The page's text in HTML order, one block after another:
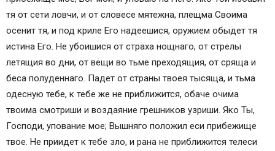
Песнь 1
Седален, глас 6-й
Песнь 5
Песнь 6
Песнь 7
Песнь 9
тя от сети ловчи, и от словесе мятежна, плещма Своима
осенит тя, и под криле Его надеешися, оружием обыдет тя
истина Его. Не убоишися от страха нощнаго, от стрелы
летящия во дни, от вещи во тьме преходящия, от сряща и
беса полуденнаго. Падет от страны твоея тысяща, и тьма
одесную тебе, к тебе же не приближится, обаче очима
твоима смотриши и воздаяние грешников узриши. Яко Ты,
Господи, упование мое; Вышняго положил еси прибежище
твое. Не приидет к тебе зло, и рана не приближится телеси